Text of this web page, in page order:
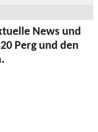
News und
Perg und den